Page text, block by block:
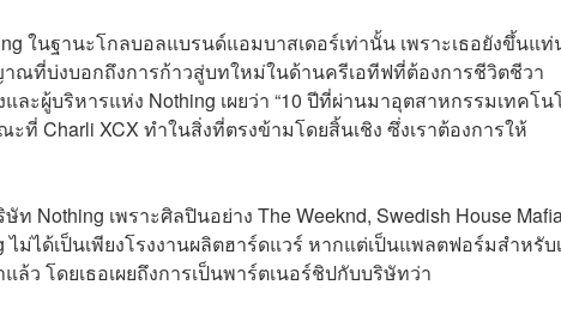
ในฐานะโกลบอลแบรนด์แอมบาสเดอร์เท่านั้น เพราะเธอยังขึ้นแท่
ณที่บ่งบอกถึงการก้าวสู่บทใหม่ในด้านครีเอทีฟที่ต้องการชีวิตชีวา
ละผู้บริหารแห่ง Nothing เผยว่า “10 ปีที่ผ่านมาอุตสาหกรรมเทคโน
ที่ Charli XCX ทำในสิ่งที่ตรงข้ามโดยสิ้นเชิง ซึ่งเราต้องการให้
Nothing เพราะศิลปินอย่าง The Weeknd, Swedish House
ไม่ได้เป็นเพียงโรงงานผลิตฮาร์ดแวร์ หากแต่เป็นแพลตฟอร์มสำหรับ
ว โดยเธอเผยถึงการเป็นพาร์ตเนอร์ชิปกับบริษัทว่า